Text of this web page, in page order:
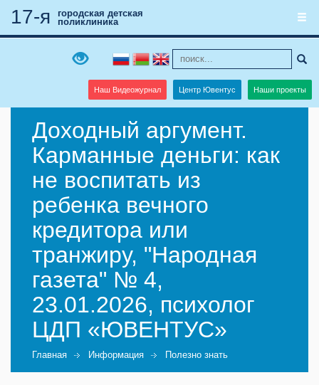
Наш Видеожурнал Центр Ювентус Наши проекты
17-я
городская детская
поликлиника
Доходный аргумент.
Карманные деньги: как
не воспитать из
ребенка вечного
кредитора или
транжиру, "Народная
газета" № 4,
23.01.2026, психолог
ЦДП «ЮВЕНТУС»
Главная Информация Полезно знать